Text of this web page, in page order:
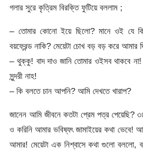
গলার সুরে কৃত্রিম বিরক্তি ফুটিয়ে বললাম ;
– তোমার কোনো ইয়ে ছিলো? মানে ওই যে
বয়ফ্রেন্ড নাকি? মেয়েটা চোখ বড় বড় করে আমার
– থুক্কু! বাদ দাও জানি তোমার ওইসব থাকবে
সুন্দরী নাহ!
– কি বলতে চান আপনি? আমি দেখতে খারাপ?
জানেন আমি জীবনে কতটা প্রেম পত্র পেয়েছি?
ও করিনি আমার ভবিষ্যৎ জামাইয়ের কথা
আমার! মেয়েটা এক নিশ্বাসে কথা গুলো বললো,